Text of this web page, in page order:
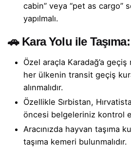
cabin” veya “pet as cargo”
yapılmalı.
🚗 Kara Yolu ile Taşıma:
Özel araçla Karadağ’a
her ülkenin transit geçiş
alınmalıdır.
Özellikle Sırbistan,
öncesi belgeleriniz kontrol
Aracınızda hayvan taşıma
taşıma kemeri bulunmalıdır.